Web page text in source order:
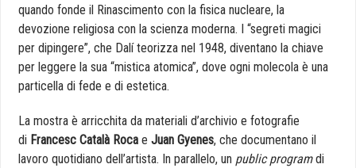
quando fonde il Rinascimento con la fisica nucleare, la
devozione religiosa con la scienza moderna. I “segreti magici
per dipingere”, che Dalí teorizza nel 1948, diventano la chiave
per leggere la sua “mistica atomica”, dove ogni molecola è una
particella di fede e di estetica.
La mostra è arricchita da materiali d’archivio e fotografie
di Francesc Català Roca e Juan Gyenes, che documentano il
lavoro quotidiano dell’artista. In parallelo, un public programdi